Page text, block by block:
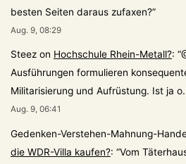
besten Seiten daraus zufaxen?”
Aug. 9, 08:29
Steez on Hochschule Rhein-Metall?: “
Ausführungen formulieren
Militarisierung und Aufrüstung. Ist ja
Aug. 9, 06:41
Gedenken-Verstehen-Mahnung-
die WDR-Villa kaufen?: “Vom